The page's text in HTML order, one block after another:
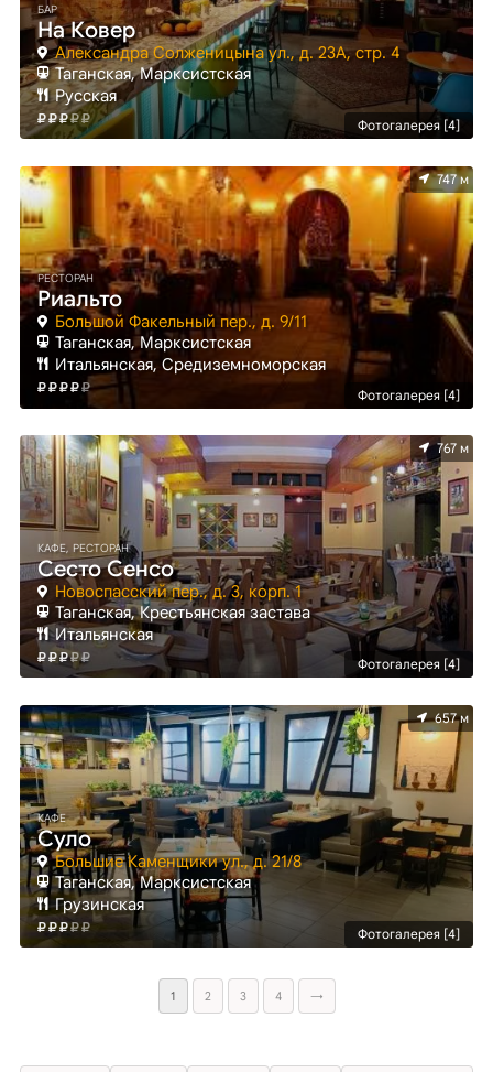
Фотогалерея [4]
БАР
На Ковер
Александра Солженицына ул., д. 23А, стр. 4
Таганская, Марксистская
Русская
Фотогалерея [4]
747 м
РЕСТОРАН
Риальто
Большой Факельный пер., д. 9/11
Таганская, Марксистская
Итальянская, Средиземноморская
Фотогалерея [4]
767 м
КАФЕ, РЕСТОРАН
Сесто Сенсо
Новоспасский пер., д. 3, корп. 1
Таганская, Крестьянская застава
Итальянская
Фотогалерея [4]
657 м
КАФЕ
Суло
Большие Каменщики ул., д. 21/8
Таганская, Марксистская
Грузинская
1 2 3 4 →